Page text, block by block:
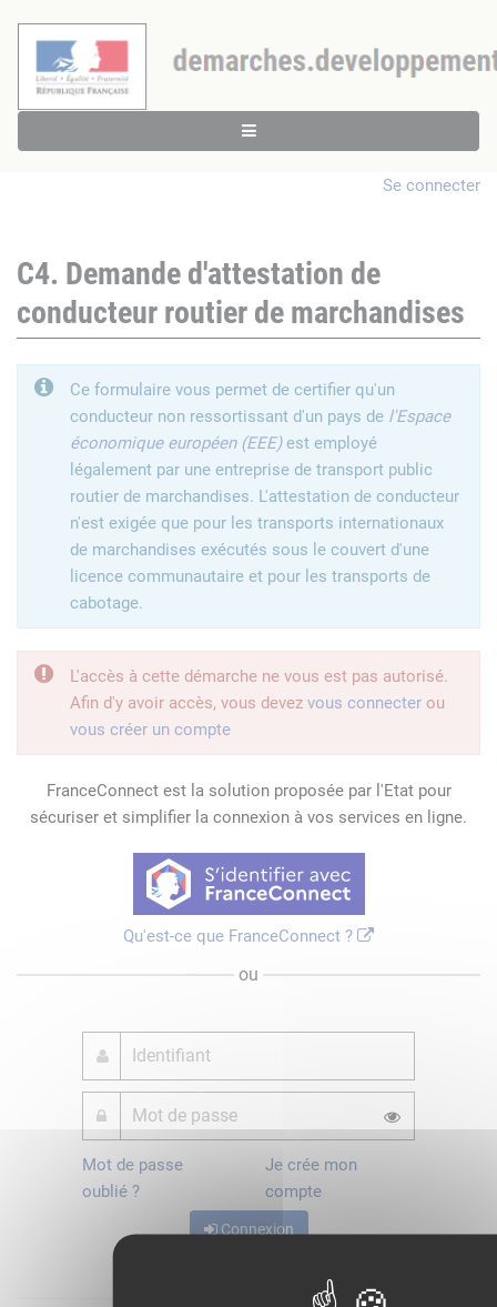
Se connecter
C4. Demande d'attestation de
conducteur routier de marchandises
Ce formulaire vous permet de certifier qu'un
conducteur non ressortissant d'un pays de l'Espace
économique européen (EEE)est employé
légalement par une entreprise de transport public
routier de marchandises. L'attestation de conducteur
n'est exigée que pour les transports internationaux
de marchandises exécutés sous le couvert d'une
licence communautaire et pour les transports de
cabotage.
L'accès à cette démarche ne vous est pas autorisé.
Afin d'y avoir accès, vous devez vous connecter ou
vous créer un compte
FranceConnect est la solution proposée par l'Etat pour
sécuriser et simplifier la connexion à vos services en ligne.
Qu'est-ce que FranceConnect ?
ou
Mot de passe
oublié ?
Je crée mon
compte
Connexion